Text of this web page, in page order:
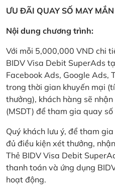
ƯU ĐÃI QUAY SỐ MAY MẮN
Nội dung chương trình:
Với mỗi 5,000,000 VND chi
BIDV Visa Debit SuperAds
Facebook Ads, Google Ads,
trong thời gian khuyến mại
thưởng), khách hàng sẽ
(MSDT) để tham gia quay
Quý khách lưu ý, để tham
đủ điều kiện xét thưởng,
Thẻ BIDV Visa Debit
thanh toán và ứng dụng
hoạt động.